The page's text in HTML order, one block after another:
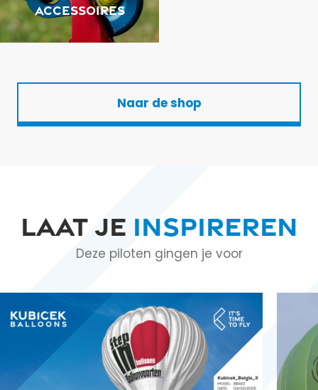
Accessoires
Naar de shop
Laat je inspireren
Deze piloten gingen je voor